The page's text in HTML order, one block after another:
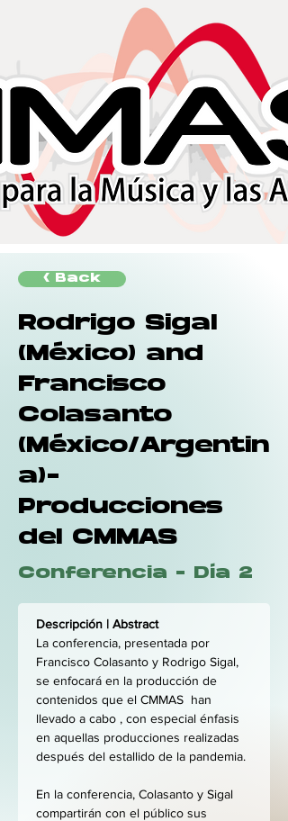
< Back
Rodrigo Sigal
(México) and
Francisco
Colasanto
(México/Argentin
a)-
Producciones
del CMMAS
Conferencia - Día 2
Descripción | Abstract
La conferencia, presentada por
Francisco Colasanto y Rodrigo Sigal,
se enfocará en la producción de
contenidos que el CMMAS  han
llevado a cabo , con especial énfasis
en aquellas producciones realizadas
después del estallido de la pandemia.
En la conferencia, Colasanto y Sigal
compartirán con el público sus